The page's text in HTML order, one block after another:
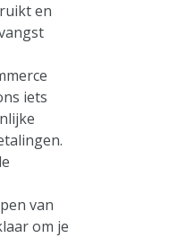
en
iets
van
om je